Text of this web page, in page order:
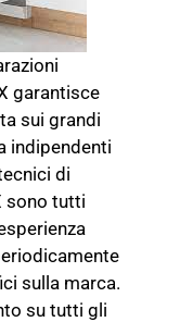
garantisce
sui grandi
indipendenti
di
sono tutti
sulla marca.
su tutti gli